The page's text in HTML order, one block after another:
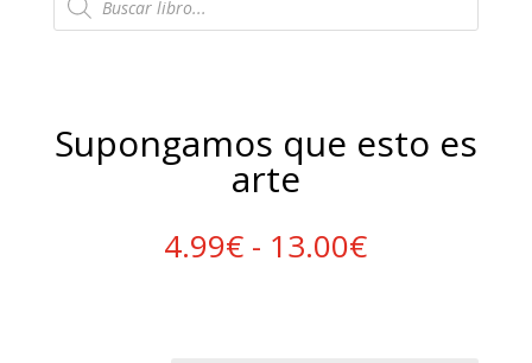
de
productos
Supongamos que esto es
arte
4.99€ - 13.00€Rango
de